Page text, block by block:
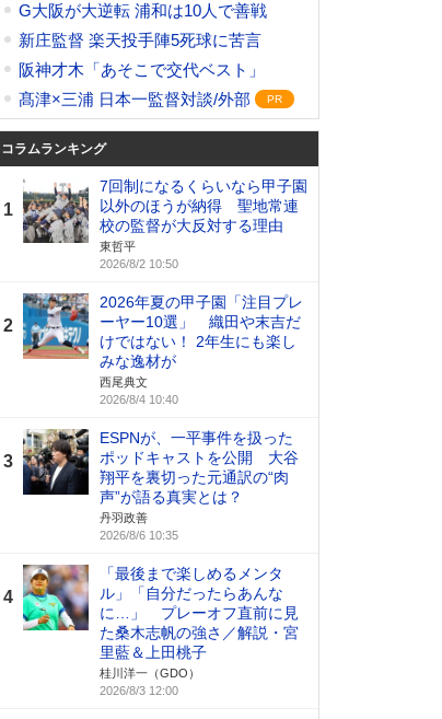
G大阪が大逆転 浦和は10人で善戦
新庄監督 楽天投手陣5死球に苦言
阪神才木「あそこで交代ベスト」
髙津×三浦 日本一監督対談/外部
コラムランキング
1
7回制になるくらいなら甲子園
以外のほうが納得 聖地常連
校の監督が大反対する理由
東哲平
2026/8/2 10:50
2
2026年夏の甲子園「注目プレ
ーヤー10選」 織田や末吉だ
けではない！ 2年生にも楽し
みな逸材が
西尾典文
2026/8/4 10:40
3
ESPNが、一平事件を扱った
ポッドキャストを公開 大谷
翔平を裏切った元通訳の“肉
声”が語る真実とは？
丹羽政善
2026/8/6 10:35
4
「最後まで楽しめるメンタ
ル」「自分だったらあんな
に…」 プレーオフ直前に見
た桑木志帆の強さ／解説・宮
里藍＆上田桃子
桂川洋一（GDO）
2026/8/3 12:00